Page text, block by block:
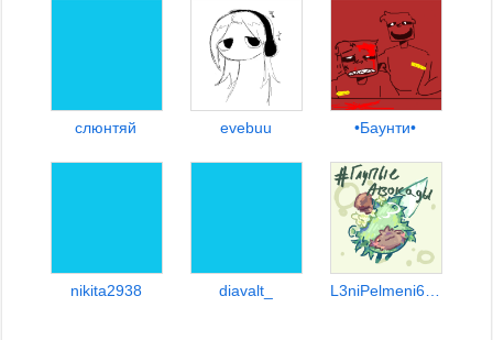
слюнтяй evebuu •Баунти•
nikita2938 diavalt_